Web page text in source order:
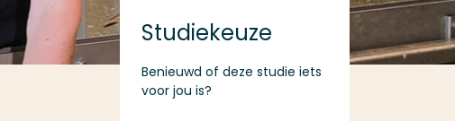
Studiekeuze
Benieuwd of deze studie iets
voor jou is?